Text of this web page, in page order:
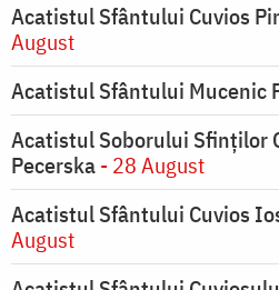
Acatistul Sfântului Cuvios
August
Acatistul Sfântului Mucenic
Acatistul Soborului Sfinților
Pecerska- 28 August
Acatistul Sfântului Cuvios
August